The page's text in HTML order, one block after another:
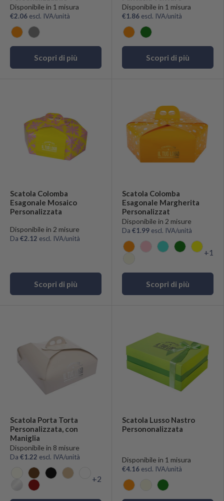
Disponibile in 1 misura
€2.06 escl. IVA/unità
Arancio
Grigio
Scopri di più
Disponibile in 1 misura
€1.86 escl. IVA/unità
Arancio
Verde
Scopri di più
Scatola Colomba
Esagonale Mosaico
Personalizzata
Disponibile in 2 misure
Da €2.12 escl. IVA/unità
Scopri di più
Scatola Colomba
Esagonale Margherita
Personalizzat
Disponibile in 2 misure
Da €1.99 escl. IVA/unità
Giallo
Sabbia
+1
Scopri di più
Scatola Porta Torta
Personalizzata, con
Maniglia
Disponibile in 8 misure
Da €1.22 escl. IVA/unità
AvorioMarrone
Bianco
Bianco Plastificato
Bordeaux
+2
Scatola Lusso Nastro
Persononalizzata
Disponibile in 1 misura
€4.16 escl. IVA/unità
Arancio
SabbiaVerde